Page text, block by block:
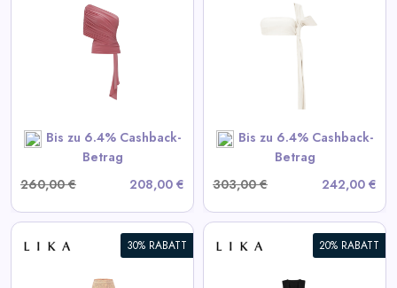
Bis zu 6.4% Cashback-
Betrag
260,00 €
208,00 €
Bis zu 6.4% Cashback-
Betrag
303,00 €
242,00 €
Weißes Lederoberteil
View All LIKA Deals
30% RABATT 20% RABATT